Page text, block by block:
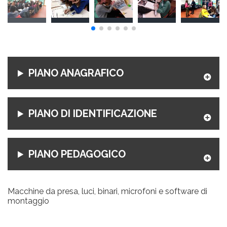
PIANO ANAGRAFICO
PIANO DI IDENTIFICAZIONE
PIANO PEDAGOGICO
Macchine da presa, luci, binari, microfoni e software di
montaggio